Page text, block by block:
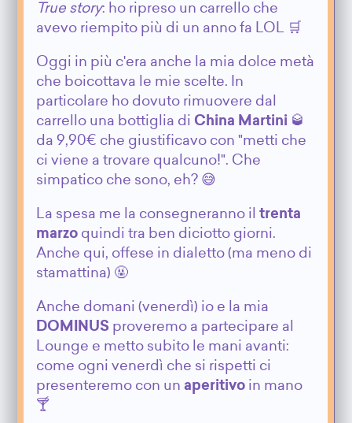
True story: ho ripreso un carrello che
avevo riempito più di un anno fa LOL 🛒
Oggi in più c'era anche la mia dolce metà
che boicottava le mie scelte. In
particolare ho dovuto rimuovere dal
carrello una bottiglia di China Martini 🥃
da 9,90€ che giustificavo con "metti che
ci viene a trovare qualcuno!". Che
simpatico che sono, eh? 😅
La spesa me la consegneranno iltrenta
marzo quindi tra ben diciotto giorni.
Anche qui, offese in dialetto (ma meno di
stamattina) 🤬
Anche domani (venerdì) io e la mia
DOMINUS proveremo a partecipare al
Lounge e metto subito le mani avanti:
come ogni venerdì che si rispetti ci
presenteremo con un aperitivo in mano
🍸